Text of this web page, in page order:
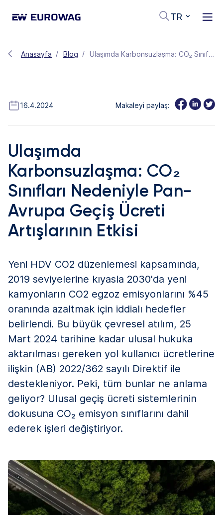
TR
Anasayfa Blog Ulaşımda Karbonsuzlaşma: CO₂ Sınıfları Nedeniyle Pan-Avrupa Geçiş Ücreti Artışlarının Etkisi
16.4.2024 Makaleyi paylaş:
Ulaşımda
Karbonsuzlaşma: CO₂
Sınıfları Nedeniyle Pan-
Avrupa Geçiş Ücreti
Artışlarının Etkisi
Yeni HDV CO2 düzenlemesi kapsamında,
2019 seviyelerine kıyasla 2030'da yeni
kamyonların CO2 egzoz emisyonlarını %45
oranında azaltmak için iddialı hedefler
belirlendi. Bu büyük çevresel atılım, 25
Mart 2024 tarihine kadar ulusal hukuka
aktarılması gereken yol kullanıcı ücretlerine
ilişkin (AB) 2022/362 sayılı Direktif ile
destekleniyor. Peki, tüm bunlar ne anlama
geliyor? Ulusal geçiş ücreti sistemlerinin
dokusuna CO₂ emisyon sınıflarını dahil
ederek işleri değiştiriyor.